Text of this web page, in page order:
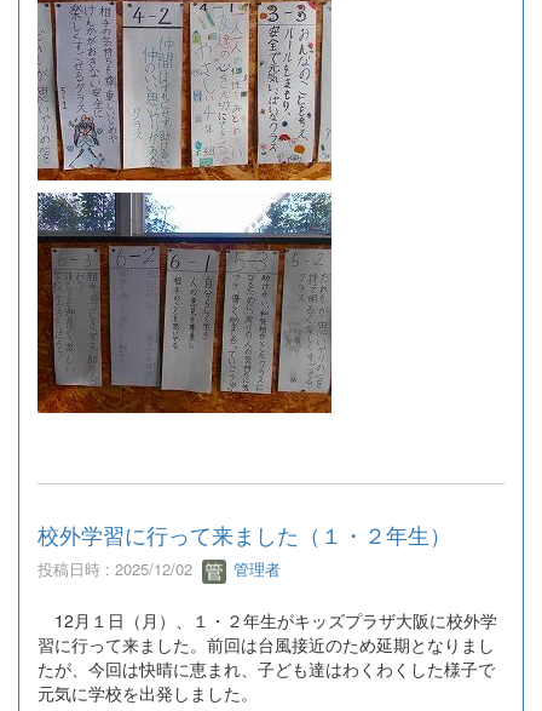
校外学習に行って来ました（１・２年生）
投稿日時 : 2025/12/02 管理者
12月１日（月）、１・２年生がキッズプラザ大阪に校外学
習に行って来ました。前回は台風接近のため延期となりまし
たが、今回は快晴に恵まれ、子ども達はわくわくした様子で
元気に学校を出発しました。